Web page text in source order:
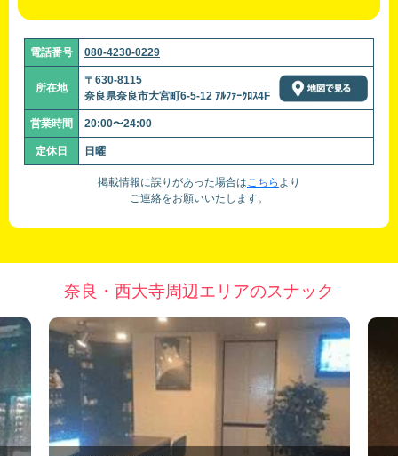
電話番号 080-4230-0229
所在地
〒630-8115
奈良県奈良市大宮町6-5-12 ｱﾙﾌｧｰｸﾛｽ4F
営業時間 20:00〜24:00
定休日 日曜
掲載情報に誤りがあった場合はこちら より
ご連絡をお願いいたします。
奈良・西大寺周辺エリアのスナック